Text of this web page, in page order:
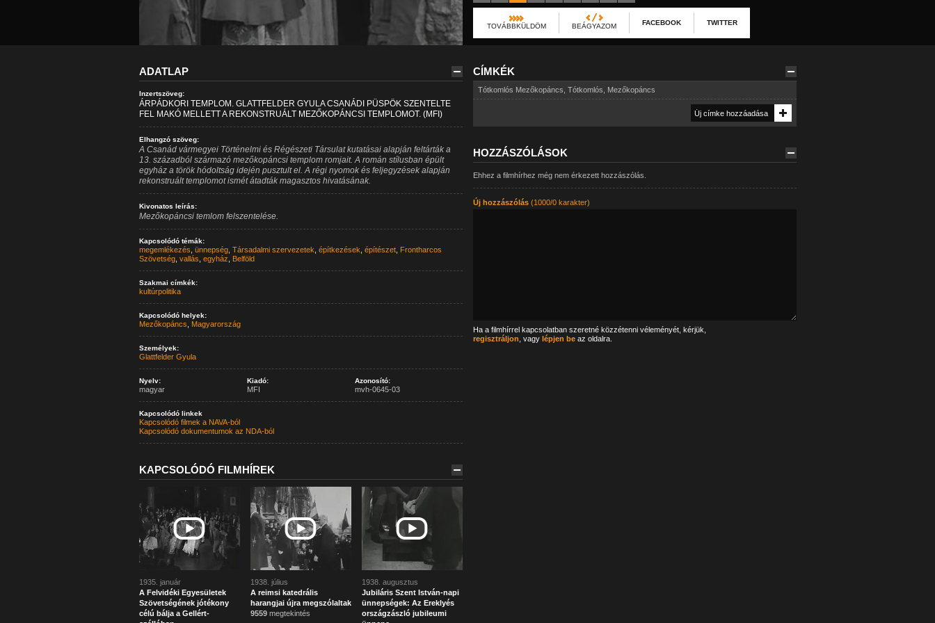
TOVÁBBKÜLDÖM BEÁGYAZOM FACEBOOK TWITTER
ADATLAP
Inzertszöveg:
ÁRPÁDKORI TEMPLOM. GLATTFELDER GYULA CSANÁDI PÜSPÖK SZENTELTE
FEL MAKÓ MELLETT A REKONSTRUÁLT MEZŐKOPÁNCSI TEMPLOMOT. (MFI)
Elhangzó szöveg:
A Csanád vármegyei Történelmi és Régészeti Társulat kutatásai alapján feltárták a
13. századból származó mezőkopáncsi templom romjait. A román stílusban épült
egyház a török hódoltság idején pusztult el. A régi nyomok és feljegyzések alapján
rekonstruált templomot ismét átadták magasztos hivatásának.
Kivonatos leírás:
Mezőkopáncsi temlom felszentelése.
Kapcsolódó témák:
megemlékezés ünnepség, Társadalmi szervezetek építkezések építészet, Frontharcos
Szövetség, vallás egyház Belföld
Szakmai címkék:
kultúrpolitika
Kapcsolódó helyek:
Mezőkopáncs Magyarország
Személyek:
Glattfelder Gyula
Nyelv:
magyar
Kiadó:
MFI
Azonosító:
mvh-0645-03
Kapcsolódó linkek
Kapcsolódó filmek a NAVA-ból
Kapcsolódó dokumentumok az NDA-ból
KAPCSOLÓDÓ FILMHÍREK
1935. január
A Felvidéki Egyesületek
Szövetségének jótékony
célú bálja a Gellért-
1938. július
A reimsi katedrális
harangjai újra megszólaltak
9559megtekintés
1938. augusztus
Jubiláris Szent István-napi
ünnepségek: Az Ereklyés
országzászló jubileumi
CÍMKÉK
Tótkomlós Mezőkopáncs Tótkomlós Mezőkopáncs
HOZZÁSZÓLÁSOK
Ehhez a filmhírhez még nem érkezett hozzászólás.
Új hozzászólás(1000/0 karakter)
Ha a filmhírrel kapcsolatban szeretné közzétenni véleményét, kérjük,
regisztráljon , vagy lépjen beaz oldalra.